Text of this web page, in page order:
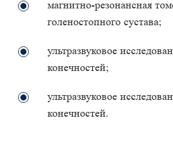
магнитно-резонансная
голеностопного сустава;
ультразвуковое
конечностей;
ультразвуковое
конечностей.